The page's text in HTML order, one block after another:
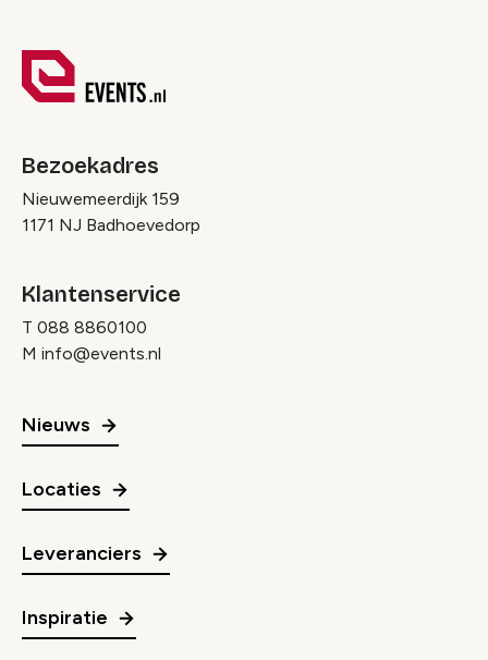
Bezoekadres
Nieuwemeerdijk 159
1171 NJ Badhoevedorp
Klantenservice
T 088 8860100
M info@events.nl
Nieuws
Locaties
Leveranciers
Inspiratie